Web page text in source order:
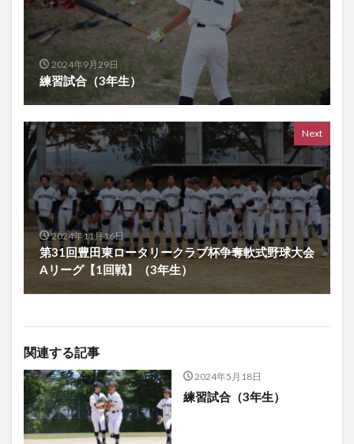
2024年9月29日
練習試合（3年生）
Next
2024年11月16日
第31回豊田東ロータリークラブ杯争奪軟式野球大会
Aリーグ【1回戦】（3年生）
関連する記事
2024年5月18日
練習試合（3年生）